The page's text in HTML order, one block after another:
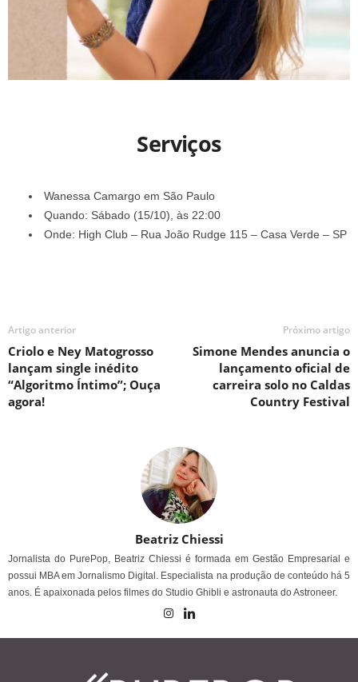
Serviços
Wanessa Camargo em São Paulo
Quando: Sábado (15/10), às 22:00
Onde: High Club – Rua João Rudge 115 – Casa Verde – SP
Artigo anterior
Criolo e Ney Matogrosso
lançam single inédito
“Algoritmo Íntimo”; Ouça
agora!
Próximo artigo
Simone Mendes anuncia o
lançamento oficial de
carreira solo no Caldas
Country Festival
Beatriz Chiessi
Jornalista do PurePop, Beatriz Chiessi é formada em Gestão Empresarial e
possui MBA em Jornalismo Digital. Especialista na produção de conteúdo há 5
anos. É apaixonada pelos filmes do Studio Ghibli e astronauta do Astroneer.